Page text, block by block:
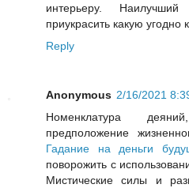
интерьеру.
приукрасить какую
Reply
Anonymous 2/16/2021
Номенклатура
предположение
Гадание на деньги
поворожить с
Мистические силы и